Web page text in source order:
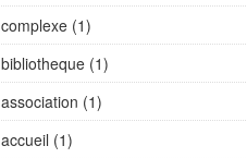
complexe (1)
bibliotheque (1)
association (1)
accueil (1)